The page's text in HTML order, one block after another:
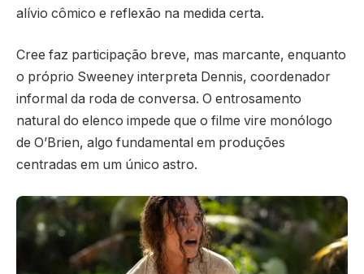
alívio cômico e reflexão na medida certa.
Cree faz participação breve, mas marcante, enquanto
o próprio Sweeney interpreta Dennis, coordenador
informal da roda de conversa. O entrosamento
natural do elenco impede que o filme vire monólogo
de O’Brien, algo fundamental em produções
centradas em um único astro.